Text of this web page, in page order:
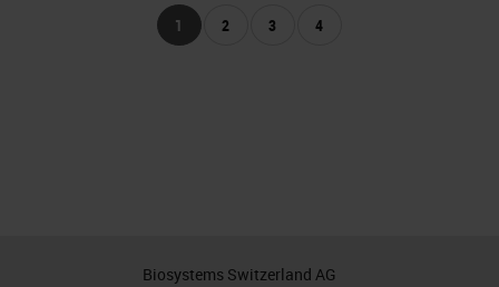
1 2 3 4
Biosystems Switzerland AG